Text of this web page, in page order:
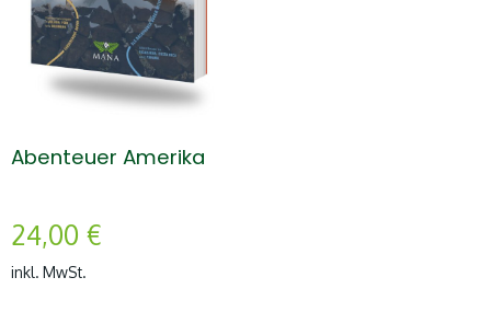
Abenteuer Amerika
24,00 €
inkl. MwSt.